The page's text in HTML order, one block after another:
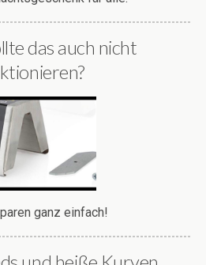
das auch nicht
ganz einfach!